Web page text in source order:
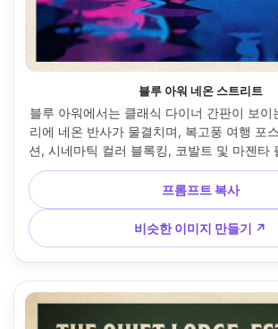
블루 아워 네온 스트리트
블루 아워에서는 클래식 다이너 간판이 보이
리에 네온 반사가 물결치며, 복고풍 여행 포
션, 시네마틱 컬러 블록킹, 코발트 및 마젠타
레인, 단순화된 피규어 교차, 제목과 태그라
질감 있는 종이, 고품질 인쇄를 위한 선명한
렌즈, 얕은 피사계 깊이 --ar
프롬프트 복사
비슷한 이미지 만들기 ↗